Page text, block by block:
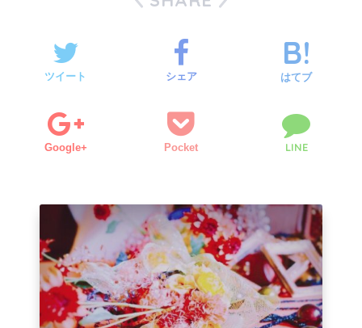
ツイート シェア はてブ
Google+ Pocket LINE